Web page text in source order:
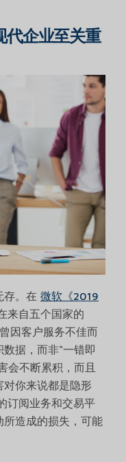
代企业至关重
存。在 微软《2019
来自五个国家的
因客户服务不佳而
据，而非“一错即
会不断累积，而且
你来说都是隐形
订阅业务和交易平
所造成的损失，可能